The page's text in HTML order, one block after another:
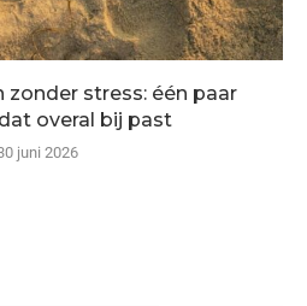
stress: één paar
overal bij past
juni 2026